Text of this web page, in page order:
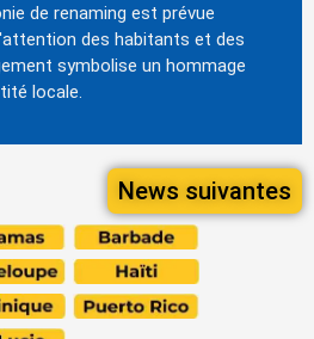
de renaming est prévue
des habitants et des
symbolise un hommage
locale.
News suivantes